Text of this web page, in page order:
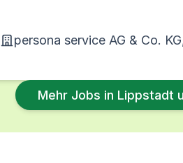
persona service AG & Co.
Mehr Jobs in Lippstadt